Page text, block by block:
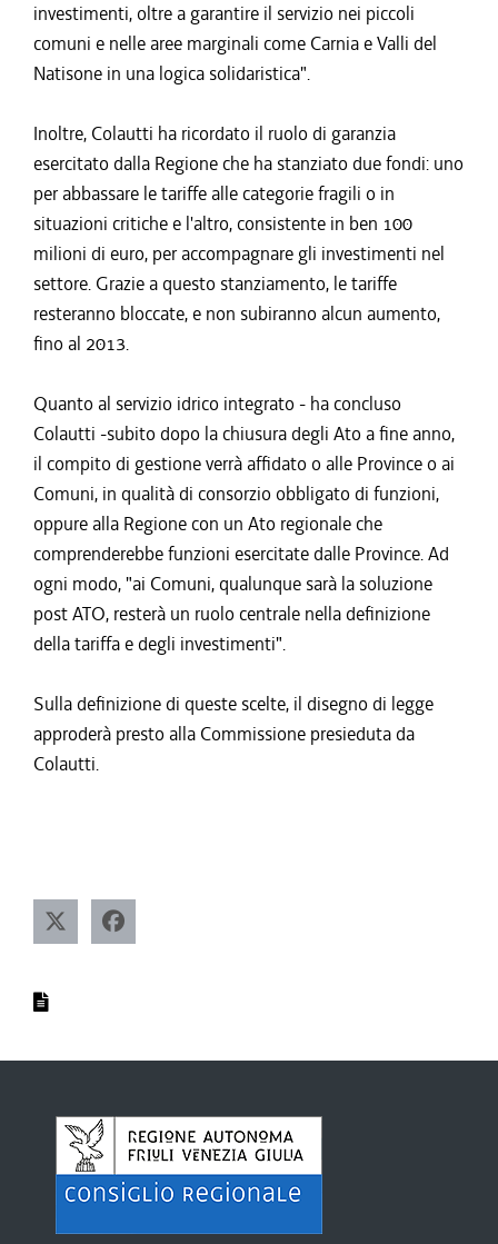
investimenti, oltre a garantire il servizio nei piccoli
comuni e nelle aree marginali come Carnia e Valli del
Natisone in una logica solidaristica".
Inoltre, Colautti ha ricordato il ruolo di garanzia
esercitato dalla Regione che ha stanziato due fondi: uno
per abbassare le tariffe alle categorie fragili o in
situazioni critiche e l'altro, consistente in ben 100
milioni di euro, per accompagnare gli investimenti nel
settore. Grazie a questo stanziamento, le tariffe
resteranno bloccate, e non subiranno alcun aumento,
fino al 2013.
Quanto al servizio idrico integrato - ha concluso
Colautti -subito dopo la chiusura degli Ato a fine anno,
il compito di gestione verrà affidato o alle Province o ai
Comuni, in qualità di consorzio obbligato di funzioni,
oppure alla Regione con un Ato regionale che
comprenderebbe funzioni esercitate dalle Province. Ad
ogni modo, "ai Comuni, qualunque sarà la soluzione
post ATO, resterà un ruolo centrale nella definizione
della tariffa e degli investimenti".
Sulla definizione di queste scelte, il disegno di legge
approderà presto alla Commissione presieduta da
Colautti.